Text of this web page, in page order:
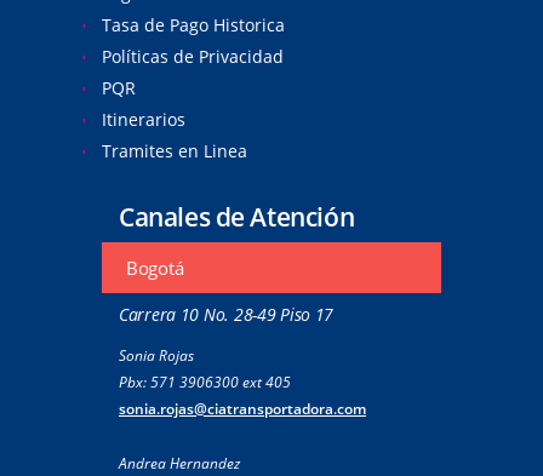
Tasa de Pago Historica
Políticas de Privacidad
PQR
Itinerarios
Tramites en Linea
Canales de Atención
Bogotá
Carrera 10 No. 28-49 Piso 17
Sonia Rojas
Pbx: 571 3906300 ext 405
sonia.rojas@ciatransportadora.com
Andrea Hernandez